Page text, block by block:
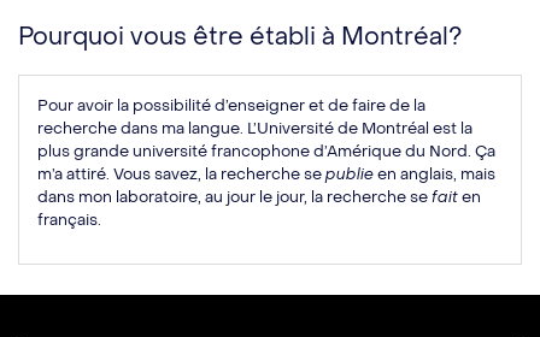
Pourquoi vous être établi à Montréal?
Pour avoir la possibilité d’enseigner et de faire de la
recherche dans ma langue. L’Université de Montréal est la
plus grande université francophone d’Amérique du Nord. Ça
m’a attiré. Vous savez, la recherche sepublieen anglais, mais
dans mon laboratoire, au jour le jour, la recherche sefaiten
français.